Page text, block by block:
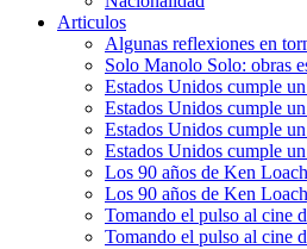
Articulos
Algunas reflexiones en
Solo Manolo Solo: obras
Estados Unidos cumple
Estados Unidos cumple
Estados Unidos cumple
Estados Unidos cumple
Los 90 años de Ken
Los 90 años de Ken
Tomando el pulso al cine
Tomando el pulso al cine